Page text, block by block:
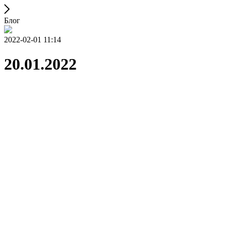
Блог
2022-02-01 11:14
20.01.2022